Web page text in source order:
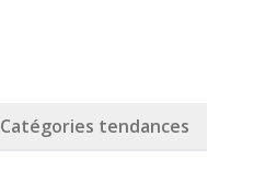
Catégories tendances